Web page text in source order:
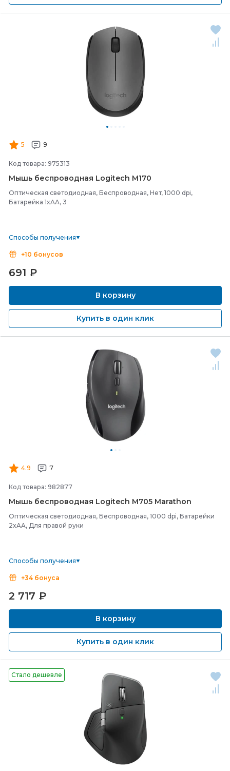
5 9
Код товара: 975313
Мышь беспроводная Logitech M170
Оптическая светодиодная, Беспроводная, Нет, 1000 dpi,
Батарейка 1xAA, 3
Способы получения
+10 бонусов
691 ₽
В корзину
Купить в один клик
4.9 7
Код товара: 982877
Мышь беспроводная Logitech M705 Marathon
Оптическая светодиодная, Беспроводная, 1000 dpi, Батарейки
2xAA, Для правой руки
Способы получения
+34 бонуса
2 717 ₽
В корзину
Купить в один клик
Стало дешевле